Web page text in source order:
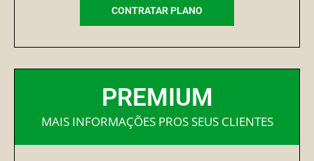
CONTRATAR PLANO
PREMIUM
MAIS INFORMAÇÕES PROS SEUS CLIENTES